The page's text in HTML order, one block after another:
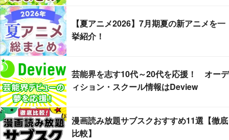
【夏アニメ2026】7月期夏の新アニメを一
挙紹介！
芸能界を志す10代～20代を応援！ オーデ
ィション・スクール情報はDeview
漫画読み放題サブスクおすすめ11選【徹底
比較】